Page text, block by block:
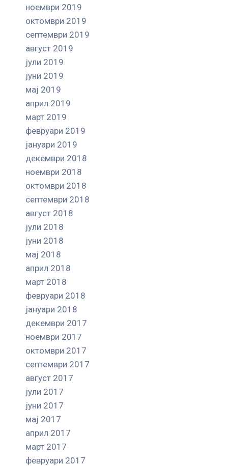
ноември 2019
октомври 2019
септември 2019
август 2019
јули 2019
јуни 2019
мај 2019
април 2019
март 2019
февруари 2019
јануари 2019
декември 2018
ноември 2018
октомври 2018
септември 2018
август 2018
јули 2018
јуни 2018
мај 2018
април 2018
март 2018
февруари 2018
јануари 2018
декември 2017
ноември 2017
октомври 2017
септември 2017
август 2017
јули 2017
јуни 2017
мај 2017
април 2017
март 2017
февруари 2017